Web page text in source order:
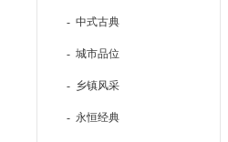
- 中式古典
- 城市品位
- 乡镇风采
- 永恒经典